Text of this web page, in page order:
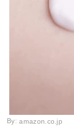
By:amazon.co.jp